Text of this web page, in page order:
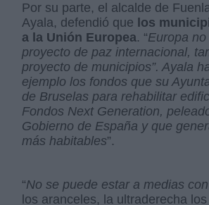
Por su parte, el alcalde de
Ayala, defendió que los
a la Unión Europea. “Europa
proyecto de paz internacional,
proyecto de municipios”. Ayala
ejemplo los fondos que su
de Bruselas para rehabilitar
Fondos Next Generation,
Gobierno de España y que
más habitables”.
“No se puede estar a medias
los aranceles, la ultraderecha